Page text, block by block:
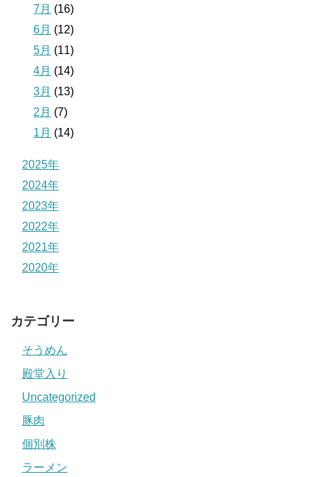
7月 (16)
6月 (12)
5月 (11)
4月 (14)
3月 (13)
2月 (7)
1月 (14)
2025年
2024年
2023年
2022年
2021年
2020年
カテゴリー
そうめん
殿堂入り
Uncategorized
豚肉
個別株
ラーメン